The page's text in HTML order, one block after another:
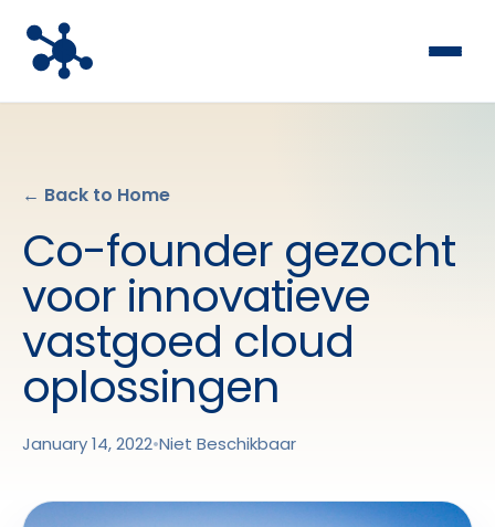
← Back to Home
Co-founder gezocht
voor innovatieve
vastgoed cloud
oplossingen
January 14, 2022•Niet Beschikbaar